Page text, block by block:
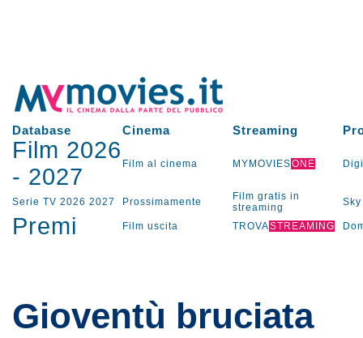
Database Cinema Streaming
Film 2026
- 2027 Film al cinema MYMOVIESONE
Serie TV 2026 2027 Prossimamente
Film gratis in
streaming
Sky
Premi Film uscita TROVASTREAMING
Gioventù bruciata